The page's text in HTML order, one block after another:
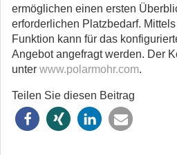
ermöglichen einen ersten
erforderlichen Platzbedarf.
Funktion kann für das
Angebot angefragt werden. Der
unter www.polarmohr.com.
Teilen Sie diesen Beitrag